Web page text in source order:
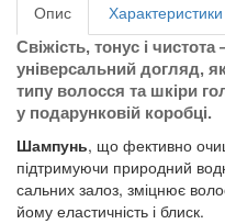
Опис Характеристики
Свіжість, тонус і
універсальний догляд,
типу волосся та шкіри
у подарунковій коробці.
Шампунь, що фективно
підтримуючи природний
сальних залоз, зміцнює
йому еластичність і блиск.